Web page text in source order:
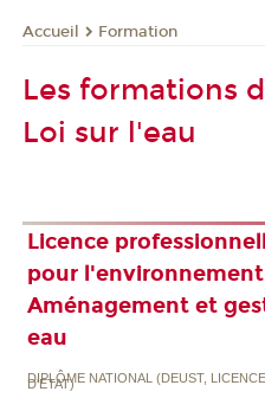
Accueil Formation
Les formations
Loi sur l'eau
Licence
pour
Aménagement et
eau
DIPLÔME NATIONAL (DEUST,
D'ETAT)